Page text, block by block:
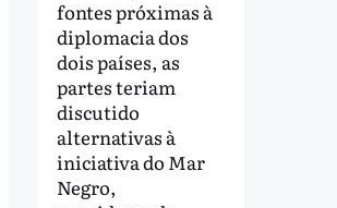
fontes próximas à
diplomacia dos
dois países, as
partes teriam
discutido
alternativas à
iniciativa do Mar
Negro,